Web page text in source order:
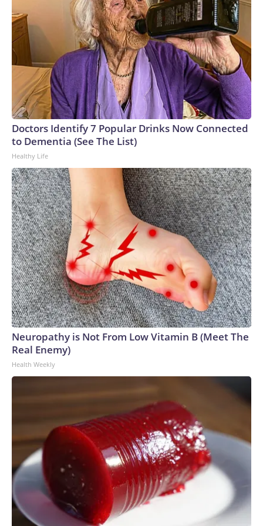
alto el fuego de octubre.Actualmente, las fuerzas israelíes
ocupan más de la mitad de Gaza, en el este y el sur del
territorio.The-CNN-Wire™ & © 2026 Cable News Network,
Inc., a Warner Bros. Discovery Company. All rights reserved.
Doctors Identify 7 Popular Drinks Now Connected
to Dementia (See The List)
Healthy Life
Neuropathy is Not From Low Vitamin B (Meet The
Real Enemy)
Health Weekly